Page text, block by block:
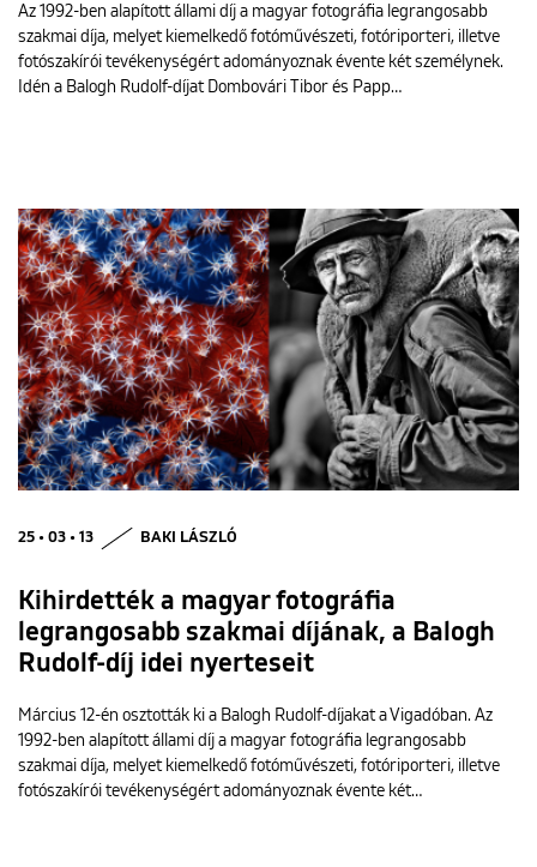
Az 1992-ben alapított állami díj a magyar fotográfia legrangosabb
szakmai díja, melyet kiemelkedő fotóművészeti, fotóriporteri, illetve
fotószakírói tevékenységért adományoznak évente két személynek.
Idén a Balogh Rudolf-díjat Dombovári Tibor és Papp…
25 • 03 • 13 BAKI LÁSZLÓ
Kihirdették a magyar fotográfia
legrangosabb szakmai díjának, a Balogh
Rudolf-díj idei nyerteseit
Március 12-én osztották ki a Balogh Rudolf-díjakat a Vigadóban. Az
1992-ben alapított állami díj a magyar fotográfia legrangosabb
szakmai díja, melyet kiemelkedő fotóművészeti, fotóriporteri, illetve
fotószakírói tevékenységért adományoznak évente két…